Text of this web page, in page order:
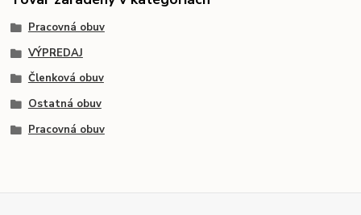
Pracovná obuv
VÝPREDAJ
Členková obuv
Ostatná obuv
Pracovná obuv